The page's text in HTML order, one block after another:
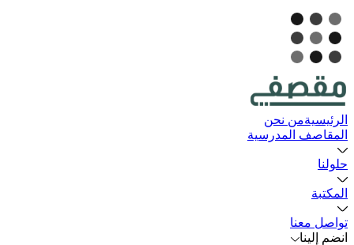
الرئيسيةمن نحن
المقاصف المدرسية
حلولنا
المكتبة
تواصل معنا
انضم إلينا